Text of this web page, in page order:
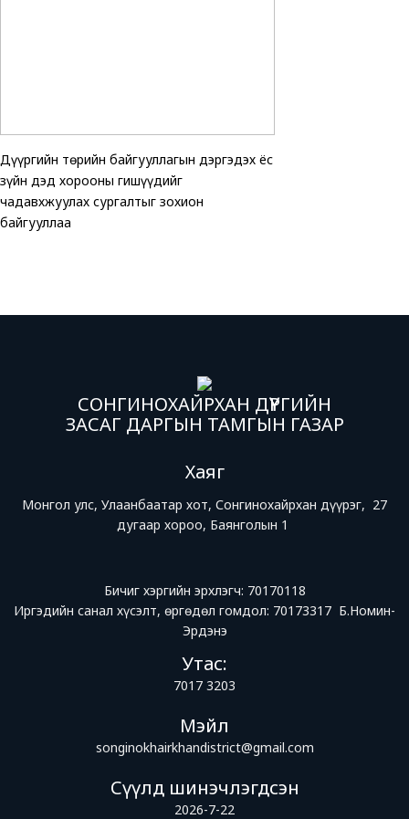
Дүүргийн төрийн байгууллагын дэргэдэх ёс
зүйн дэд хорооны гишүүдийг
чадавхжуулах сургалтыг зохион
байгууллаа
СОНГИНОХАЙРХАН ДҮҮРГИЙН
ЗАСАГ ДАРГЫН ТАМГЫН ГАЗАР
Хаяг
Монгол улс, Улаанбаатар хот, Сонгинохайрхан дүүрэг, 27
дугаар хороо, Баянголын 1
Бичиг хэргийн эрхлэгч: 70170118
Иргэдийн санал хүсэлт, өргөдөл гомдол: 70173317 Б.Номин-
Эрдэнэ
Утас:
7017 3203
Мэйл
songinokhairkhandistrict@gmail.com
Сүүлд шинэчлэгдсэн
2026-7-22